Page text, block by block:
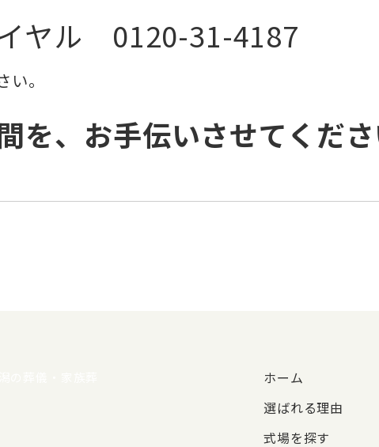
ヤル 0120-31-4187
。
を、お手伝いさせてくだ
ホーム
選ばれる理由
式場を探す